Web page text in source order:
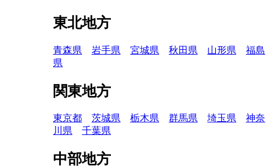
東北地方
青森県 岩手県 宮城県 秋田県 山形県
福島
県
関東地方
東京都 茨城県 栃木県 群馬県 埼玉県
神奈
川県
千葉県
中部地方